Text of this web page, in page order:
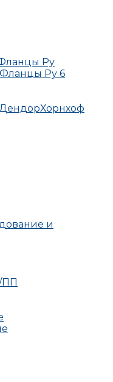
Ру
Фланцы Ру 6
Хорнхоф
и
ПП